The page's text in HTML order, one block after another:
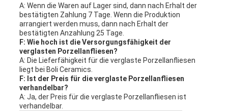
A: Wenn die Waren auf Lager sind, dann nach Erhalt der
bestätigten Zahlung 7 Tage. Wenn die Produktion
arrangiert werden muss, dann nach Erhalt der
bestätigten Anzahlung 25 Tage.
F: Wie hoch ist die Versorgungsfähigkeit der
verglasten Porzellanfliesen?
A: Die Lieferfähigkeit für die verglaste Porzellanfliesen
liegt bei Boli Ceramics.
F: Ist der Preis für die verglaste Porzellanfliesen
verhandelbar?
A: Ja, der Preis für die verglaste Porzellanfliesen ist
verhandelbar.